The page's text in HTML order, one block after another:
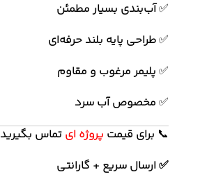
✅آب‌بندی بسیار مطمئن
✅طراحی پایه بلند حرفه‌ای
✅ پلیمر مرغوب و مقاوم
✅ مخصوص آب سرد
📞 برای قیمت پروژه ای تماس بگیرید
✅ ارسال سریع + گارانتی